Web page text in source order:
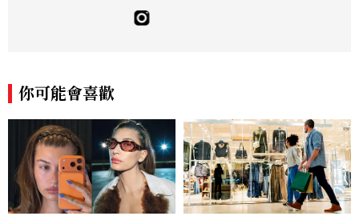
佳人》編輯工作內容，包括錶展等國際活動
採訪、珠寶市場動態等專題，及視覺拍攝執
你可能會喜歡